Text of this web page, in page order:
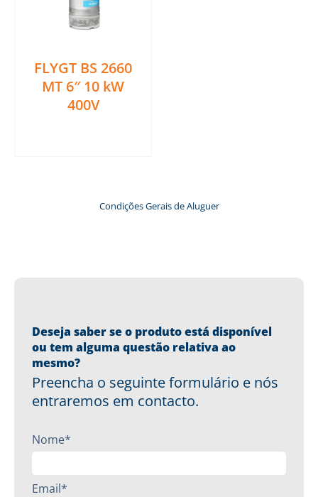
FLYGT BS 2660
MT 6″ 10 kW
400V
Condições Gerais de Aluguer
Deseja saber se o produto está disponível
ou tem alguma questão relativa ao
mesmo?
Preencha o seguinte formulário e nós
entraremos em contacto.
Nome*
Email*